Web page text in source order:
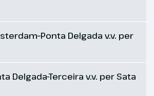
Delgada v.v. per
Delgada-Terceira v.v. per Sata